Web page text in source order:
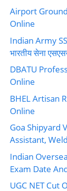
Airport
Online
Indian Army
भारतीय सेना
DBATU
Online
BHEL Artisan
Online
Goa Shipyard
Assistant,
Indian
Exam Date
UGC NET Cut